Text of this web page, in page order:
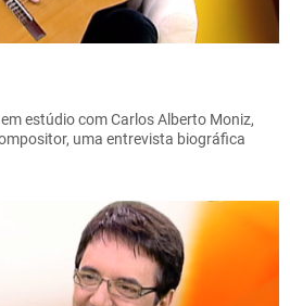
estúdio com Carlos Alberto Moniz,
uma entrevista biográfica